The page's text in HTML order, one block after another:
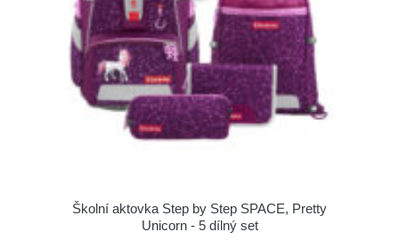
Školní aktovka Step by Step SPACE, Pretty
Unicorn - 5 dílný set